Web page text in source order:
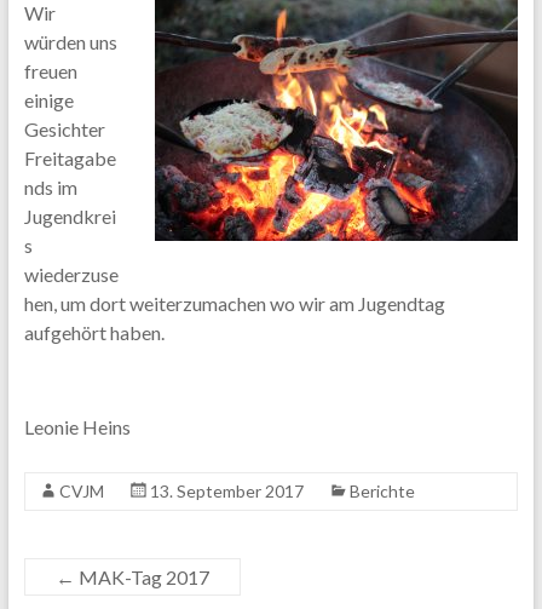
Wir
würden uns
freuen
einige
Gesichter
Freitagabe
nds im
Jugendkrei
s
wiederzuse
hen, um dort weiterzumachen wo wir am Jugendtag
aufgehört haben.
Leonie Heins
CVJM 13. September 2017 Berichte
← MAK-Tag 2017